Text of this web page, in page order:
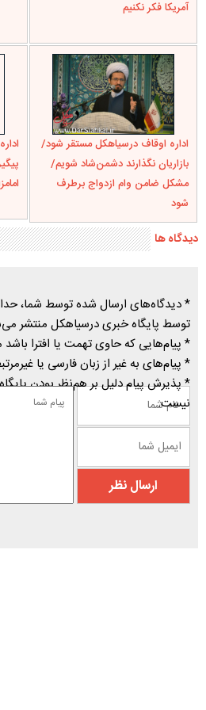
آمریکا فکر نکنیم
اداره اوقاف درسیاهکل مستقر شود/
بازاریان نگذارند دشمن‌شاد شویم/
مشکل ضامن وام ازدواج برطرف
شود
دیدگاه ها
توسط پایگاه خبری درسیاهکل منتشر
* پیام‌هایی که حاوی تهمت یا افترا
* پیام‌های به غیر از زبان فارسی یا
* پذیرش پیام دلیل بر هم‌نظر بودن
نیست.